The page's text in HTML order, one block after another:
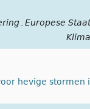
Europese
hevige stormen